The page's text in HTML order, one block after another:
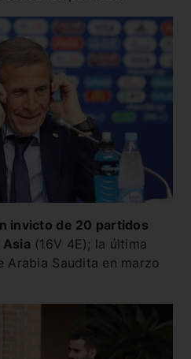
invicto de 20 partidos
(16V 4E); la última
Arabia Saudita en marzo